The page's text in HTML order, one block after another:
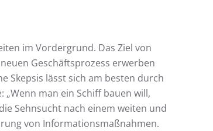
im Vordergrund. Das Ziel von
Geschäftsprozess erwerben
Skepsis lässt sich am besten durch
man ein Schiff bauen will,
Sehnsucht nach einem weiten und
von Informationsmaßnahmen.